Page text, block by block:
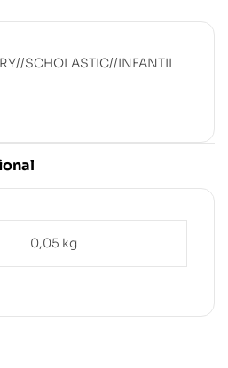
SCHOLASTIC//INFANTIL
0,05 kg